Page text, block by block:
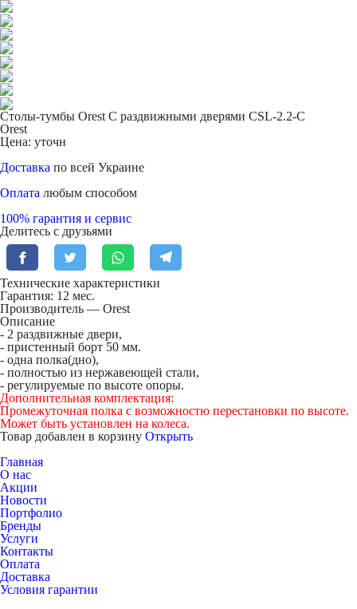
Столы-тумбы Orest С раздвижными дверями CSL-2.2-С
Orest
Цена: уточн
Доставка по всей Украине
Оплата любым способом
100% гарантия и сервис
Делитесь с друзьями
Технические характеристики
Гарантия: 12 мес.
Производитель — Orest
Описание
- 2 раздвижные двери,
- пристенный борт 50 мм.
- одна полка(дно),
- полностью из нержавеющей стали,
- регулируемые по высоте опоры.
Дополнительная комплектация:
Промежуточная полка с возможностю перестановки по высоте.
Может быть установлен на колеса.
Товар добавлен в корзину Открыть
Главная
О нас
Акции
Новости
Портфолио
Бренды
Услуги
Контакты
Оплата
Доставка
Условия гарантии